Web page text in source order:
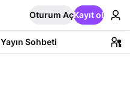
Oturum AçKayıt ol
Yayın Sohbeti